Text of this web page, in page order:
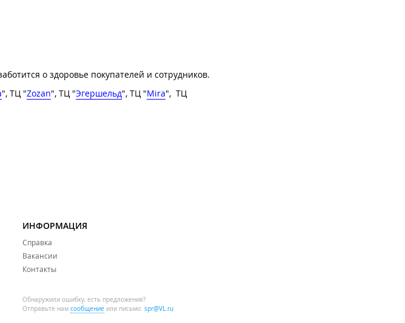
о здоровье покупателей и сотрудников.
", ТЦ "Zozan", ТЦ "Эгершельд", ТЦ "Mira", ТЦ
ИНФОРМАЦИЯ
Справка
Вакансии
Контакты
Обнаружили ошибку, есть предложения?
Отправьте нам сообщение или письмо: spr@VL.ru